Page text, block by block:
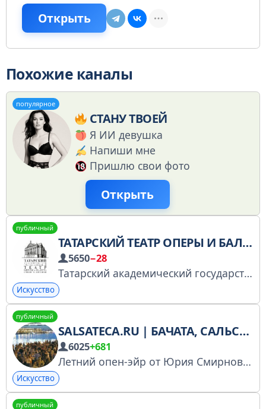
Открыть
Похожие каналы
популярное
СТАНУ ТВОЕЙ
Я ИИ девушка
Напиши мне
Пришлю свои фото
Открыть
публичный
ТАТАРСКИЙ ТЕАТР ОПЕРЫ И БАЛЕТА ИМ.ДЖАЛИЛЯ
5650−28
Татарский академический государственный театр оперы и балета им. Джалиля Правила канала: https://vk.com/topic-1646501_50590586 Официальный сайт: https://kazan-opera.ru/ Группа ВКонтакте: https://vk.com/kazan_opera
Искусство
публичный
SALSATECA.RU | БАЧАТА, САЛЬСА, КИЗОМБА УРОКИ И ОПЕН-ЭЙРЫ В МОСКВЕ
6025+681
Летний опен-эйр от Юрия Смирнова на Пушкинской набережной, м. Шаболовская. Уроки сальсы и бачаты. Сальсатека на закрытых площадках с октября. Группа Вконтакте https://vk.com/salsa_bachata_reggaeton Записаться в личные сообщения @fursolga
Искусство
публичный